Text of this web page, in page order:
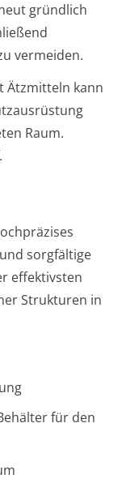
gründlich
vermeiden.
Ätzmitteln kann
Raum.
sorgfältige
effektivsten
Strukturen in
für den